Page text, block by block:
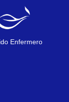
Enfermero